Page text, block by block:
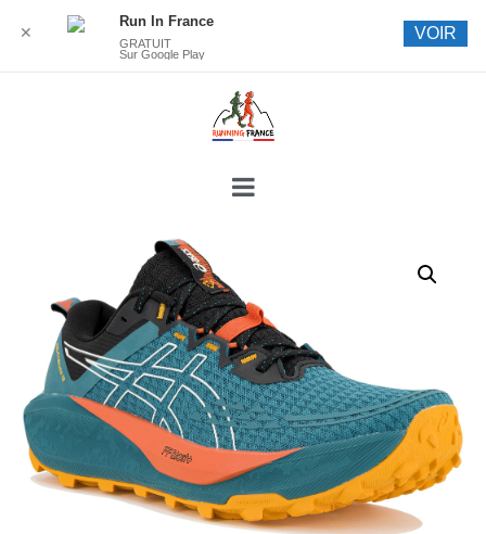
✕
Run In France
GRATUIT
Sur Google Play
VOIR